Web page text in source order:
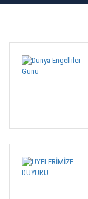
BORSAMIZ
ÜYELER